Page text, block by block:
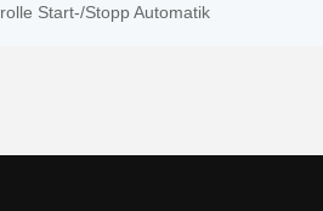
Start-/Stopp Automatik